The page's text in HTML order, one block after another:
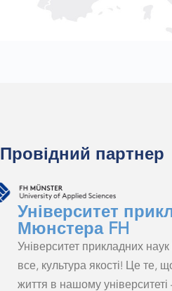
Провідний партнер
Університет
Мюнстера FH
Університет прикладних
все, культура якості! Це те,
життя в нашому